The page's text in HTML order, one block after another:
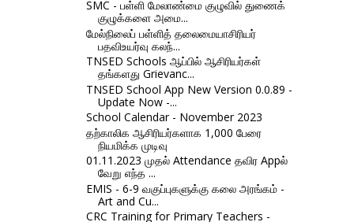
SMC - பள்ளி மேலாண்மை குழுவில் துணைக்
குழுக்களை அமை...
மேல்நிலைப் பள்ளித் தலைமையாசிரியர்
பதவிஉயர்வு கலந்...
TNSED Schools ஆப்பில் ஆசிரியர்கள்
தங்களது Grievanc...
TNSED School App New Version 0.0.89 -
Update Now -...
School Calendar - November 2023
தற்காலிக ஆசிரியர்களாக 1,000 பேரை
நியமிக்க முடிவு
01.11.2023 முதல் Attendance தவிர Appல்
வேறு எந்த ...
EMIS - 6-9 வகுப்புகளுக்கு கலை அரங்கம் -
Art and Cu...
CRC Training for Primary Teachers -